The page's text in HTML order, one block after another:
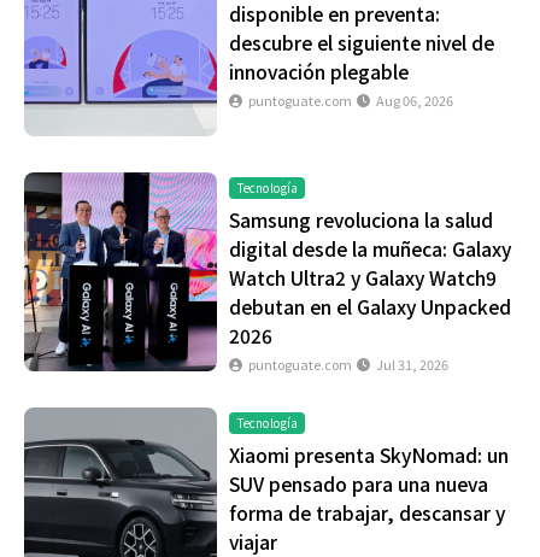
disponible en preventa:
descubre el siguiente nivel de
innovación plegable
puntoguate.com Aug 06, 2026
Tecnología
Samsung revoluciona la salud
digital desde la muñeca: Galaxy
Watch Ultra2 y Galaxy Watch9
debutan en el Galaxy Unpacked
2026
puntoguate.com Jul 31, 2026
Tecnología
Xiaomi presenta SkyNomad: un
SUV pensado para una nueva
forma de trabajar, descansar y
viajar